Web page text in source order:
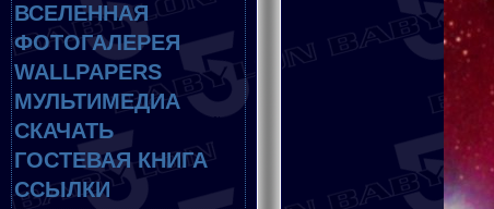
ВСЕЛЕННАЯ
ФОТОГАЛЕРЕЯ
WALLPAPERS
МУЛЬТИМЕДИА
СКАЧАТЬ
ГОСТЕВАЯ КНИГА
ССЫЛКИ